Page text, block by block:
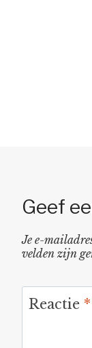
Geef
Je e-
velden zijn
Reactie *